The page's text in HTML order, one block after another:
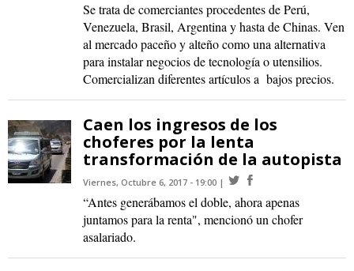
Se trata de comerciantes procedentes de Perú,
Venezuela, Brasil, Argentina y hasta de Chinas. Ven
al mercado paceño y alteño como una alternativa
para instalar negocios de tecnología o utensilios.
Comercializan diferentes artículos a bajos precios.
Caen los ingresos de los
choferes por la lenta
transformación de la autopista
Viernes, Octubre 6, 2017 - 19:00
“Antes generábamos el doble, ahora apenas
juntamos para la renta", mencionó un chofer
asalariado.